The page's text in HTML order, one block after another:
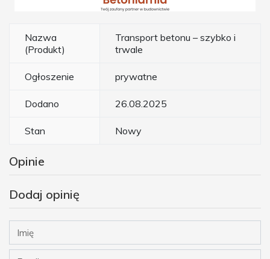
Nazwa
(Produkt)
Transport betonu – szybko i
trwale
Ogłoszenie prywatne
Dodano 26.08.2025
Stan Nowy
Opinie
Dodaj opinię